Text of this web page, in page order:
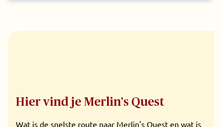
Hier vind je Merlin's Quest
Wat is de snelste route naar Merlin's Quest en wat is